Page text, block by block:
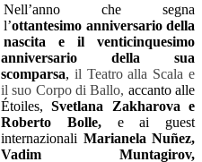
Nell’anno che segna
l’ottantesimo anniversario della
nascita e il venticinquesimo
anniversario della sua
scomparsa, il Teatro alla Scala e
il suo Corpo di Ballo, accanto alle
Étoiles,Svetlana Zakharova e
Roberto Bolle,e ai guest
internazionali Marianela Nuñez,
Vadim Muntagirov,